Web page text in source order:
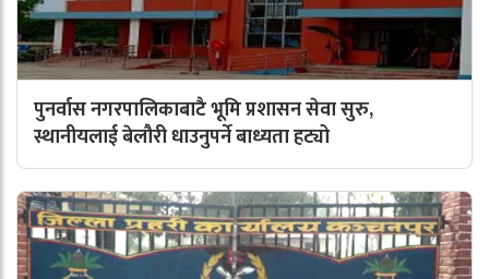
पुनर्वास नगरपालिकाबाटै भूमि प्रशासन सेवा सुरु,
स्थानीयलाई बेलौरी धाउनुपर्ने बाध्यता हट्यो